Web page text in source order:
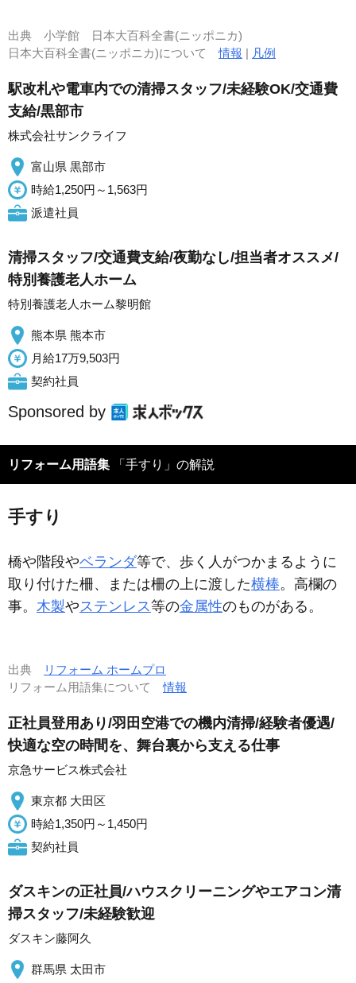
出典 小学館 日本大百科全書(ニッポニカ)
日本大百科全書(ニッポニカ)について情報 | 凡例
駅改札や電車内での清掃スタッフ/未経験OK/交通費
支給/黒部市
株式会社サンクライフ
富山県 黒部市
時給1,250円～1,563円
派遣社員
清掃スタッフ/交通費支給/夜勤なし/担当者オススメ/
特別養護老人ホーム
特別養護老人ホーム黎明館
熊本県 熊本市
月給17万9,503円
契約社員
Sponsored by
リフォーム用語集 「手すり」の解説
手すり
橋や階段やベランダ等で、歩く人がつかまるように
取り付けた柵、または柵の上に渡した横棒。高欄の
事。 木製や ステンレス等の金属性のものがある。
出典
リフォーム ホームプロ
リフォーム用語集について情報
正社員登用あり/羽田空港での機内清掃/経験者優遇/
快適な空の時間を、舞台裏から支える仕事
京急サービス株式会社
東京都 大田区
時給1,350円～1,450円
契約社員
ダスキンの正社員/ハウスクリーニングやエアコン清
掃スタッフ/未経験歓迎
ダスキン藤阿久
群馬県 太田市